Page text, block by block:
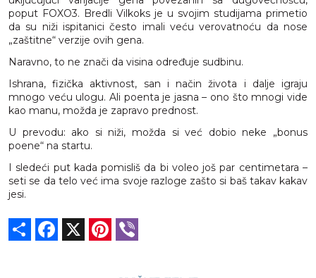
poput FOXO3. Bredli Vilkoks je u svojim studijama primetio
da su niži ispitanici često imali veću verovatnoću da nose
„zaštitne“ verzije ovih gena.
Naravno, to ne znači da visina određuje sudbinu.
Ishrana, fizička aktivnost, san i način života i dalje igraju
mnogo veću ulogu. Ali poenta je jasna – ono što mnogi vide
kao manu, možda je zapravo prednost.
U prevodu: ako si niži, možda si već dobio neke „bonus
poene“ na startu.
I sledeći put kada pomisliš da bi voleo još par centimetara –
seti se da telo već ima svoje razloge zašto si baš takav kakav
jesi.
Share Facebook Pinterest